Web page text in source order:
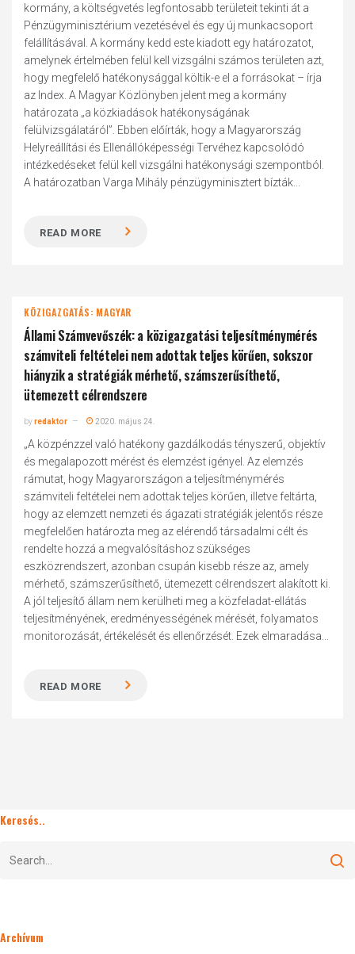
kormány, a költségvetés legfontosabb területeit tekinti át a
Pénzügyminisztérium vezetésével és egy új munkacsoport
felállításával. A kormány kedd este kiadott egy határozatot,
amelynek értelmében felül kell vizsgálni számos területen azt,
hogy megfelelő hatékonysággal költik-e el a forrásokat – írja
az Index. A Magyar Közlönyben jelent meg a kormány
határozata „a közkiadások hatékonyságának
felülvizsgálatáról”. Ebben előírták, hogy a Magyarország
Helyreállítási és Ellenállóképességi Tervéhez kapcsolódó
intézkedéseket felül kell vizsgálni hatékonysági szempontból.
A határozatban Varga Mihály pénzügyminisztert bízták...
READ MORE
KÖZIGAZGATÁS: MAGYAR
Állami Számvevőszék: a közigazgatási teljesítménymérés
számviteli feltételei nem adottak teljes körűen, sokszor
hiányzik a stratégiák mérhető, számszerűsíthető,
ütemezett célrendszere
byredaktor 2020. május 24.
„A közpénzzel való hatékony gazdálkodás tényszerű, objektív
és megalapozott mérést és elemzést igényel. Az elemzés
rámutat, hogy Magyarországon a teljesítménymérés
számviteli feltételei nem adottak teljes körűen, illetve feltárta,
hogy az elemzett nemzeti és ágazati stratégiák jelentős része
megfelelően határozta meg az elérendő társadalmi célt és
rendelte hozzá a megvalósításhoz szükséges
eszközrendszert, azonban csupán kisebb része az, amely
mérhető, számszerűsíthető, ütemezett célrendszert alakított ki.
A jól teljesítő állam nem kerülheti meg a közfeladat-ellátás
teljesítményének, eredményességének mérését, folyamatos
monitorozását, értékelését és ellenőrzését. Ezek elmaradása...
READ MORE
Keresés..
Archívum